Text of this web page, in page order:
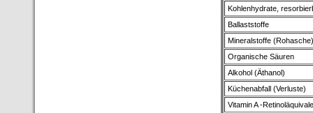
Kohlenhydrate,
Ballaststoffe
Mineralstoffe (Rohasche)
Organische Säuren
Alkohol (Äthanol)
Küchenabfall (Verluste)
Vitamin A -